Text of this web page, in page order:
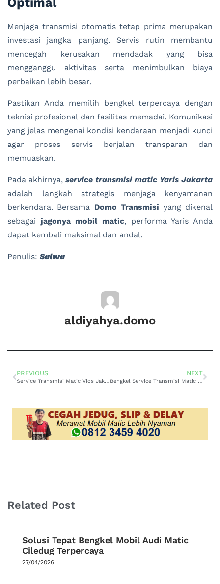
Menjaga transmisi otomatis tetap prima merupakan
investasi jangka panjang. Servis rutin membantu
mencegah kerusakan mendadak yang bisa
mengganggu aktivitas serta menimbulkan biaya
perbaikan lebih besar.
Pastikan Anda memilih bengkel terpercaya dengan
teknisi profesional dan fasilitas memadai. Komunikasi
yang jelas mengenai kondisi kendaraan menjadi kunci
agar proses servis berjalan transparan dan
memuaskan.
Pada akhirnya, service transmisi matic Yaris Jakarta
adalah langkah strategis menjaga kenyamanan
berkendara. Bersama Domo Transmisi yang dikenal
sebagai jagonya mobil matic, performa Yaris Anda
dapat kembali maksimal dan andal.
Penulis: Salwa
aldiyahya.domo
PREVIOUS
Service Transmisi Matic Vios Jakarta Responsif Dan Handal
NEXT
Bengkel Service Transmisi Matic Brio Jakarta Hasil Terbaik
Related Post
Solusi Tepat Bengkel Mobil Audi Matic
Ciledug Terpercaya
27/04/2026